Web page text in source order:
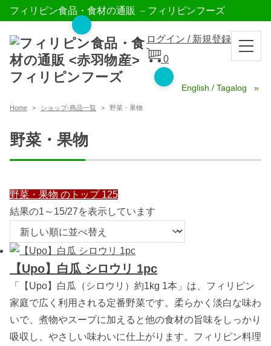
フィリピン食品・食材の通販 －フィリピンフーズ
ログイン / 新規登録
0
English / Tagalog
Home ショップ-商品一覧 野菜・果物
野菜・果物
野菜・果物 のトップ 125
結果の1～15/27を表示しています
い
【Upo】白瓜 シロウリ 1pc
「【Upo】白瓜（シロウリ）約1kg 1本」は、フィリピン
家庭で広く利用される定番野菜です。柔らかく淡白な味わ
いで、煮物やスープに加えると他の食材の旨味をしっかり
吸収し、やさしい味わいに仕上がります。フィリピン料理